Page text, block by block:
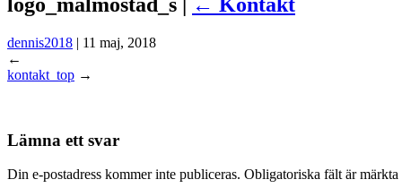
dennis2018 | 11 maj, 2018
←
kontakt_top →
Lämna ett svar
Din e-postadress kommer inte publiceras. Obligatoriska fält är märkta